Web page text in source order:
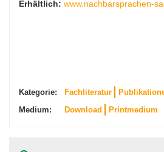
Erhältlich: www.nachbarsprachen-
Kategorie: Fachliteratur
Medium:
Download Printmedium